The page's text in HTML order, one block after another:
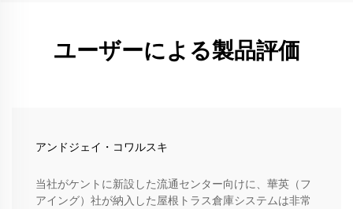
ユーザーによる製品評価
アンドジェイ・コワルスキ
当社がケントに新設した流通センター向けに、華英（フ
アイング）社が納入した屋根トラス倉庫システムは非常